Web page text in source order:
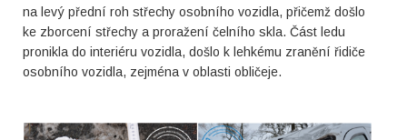
na levý přední roh střechy osobního vozidla, přičemž došlo
ke zborcení střechy a proražení čelního skla. Část ledu
pronikla do interiéru vozidla, došlo k lehkému zranění řidiče
osobního vozidla, zejména v oblasti obličeje.